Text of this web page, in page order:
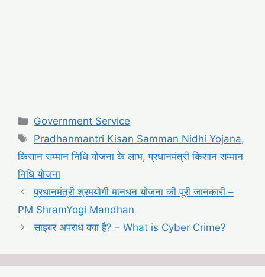
Categories
Government Service
Tags
Pradhanmantri Kisan Samman Nidhi Yojana,
किसान सम्मान निधि योजना के लाभ,प्रधानमंत्री किसान सम्मान
निधि योजना
प्रधानमंत्री श्रमयोगी मानधन योजना की पूरी जानकारी –
PM ShramYogi Mandhan
साइबर अपराध क्या है? – What is Cyber Crime?